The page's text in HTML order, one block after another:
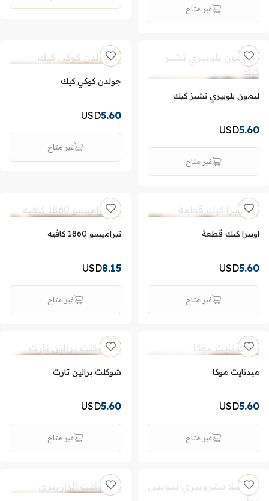
غير متاح
ليمون بلوبيري تشيز كيك
5.60
USD
غير متاح
جولدن كوكي كيك
5.60
USD
غير متاح
اوبيرا كيك قطعة
5.60
USD
غير متاح
تيراميسو 1860 كافيه
8.15
USD
غير متاح
ميدنايت موكا
5.60
USD
غير متاح
شوكلت برالين تارت
5.60
USD
غير متاح